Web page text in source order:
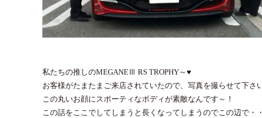
私たちの推しのMEGANEⅢ RS TROPHY～♥
お客様がたまたまご来店されていたので、写真を撮らせて下さ
この丸いお顔にスポーティなボディが素敵なんです～！
この話をここでしてしまうと長くなってしまうのでこの辺で・